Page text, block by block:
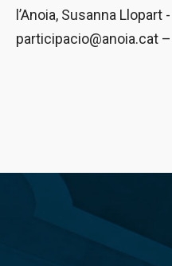
l’Anoia, Susanna
participacio@anoia.cat